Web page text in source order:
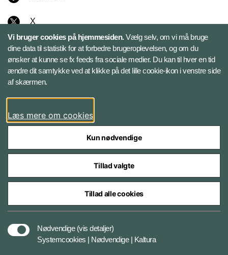
X
Instagram
Bluesky
LinkedIn
Styrelser og myndigheder under Forsvarsministeriet
Vi bruger cookies på hjemmesiden.Vælg selv, om vi må bruge
dine data til statistik for at forbedre brugeroplevelsen, og om du
ønsker at kunne se fx feeds fra sociale medier. Du kan til hver en tid
ændre dit samtykke ved at klikke på det lille cookie-ikon i venstre side
af skærmen.
Læs mere om cookies
Kun nødvendige
Tillad valgte
Tillad alle cookies
Nødvendige (vis detaljer)
Systemcookies | Nødvendige | Kaltura